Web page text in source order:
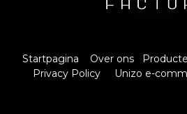
Startpagina Over ons
Privacy Policy
Unizo e-